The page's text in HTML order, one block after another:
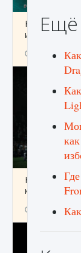
Как
игре
9 августа 2024
Как
которая не
9 августа 2024
Ещё